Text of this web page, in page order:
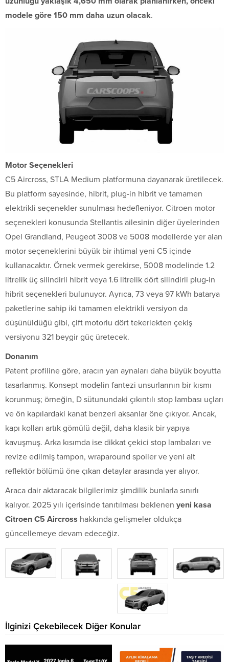
modele göre 150 mm daha uzun olacak.
Motor Seçenekleri
C5 Aircross, STLA Medium platformuna dayanarak üretilecek.
Bu platform sayesinde, hibrit, plug-in hibrit ve tamamen
elektrikli seçenekler sunulması hedefleniyor. Citroen motor
seçenekleri konusunda Stellantis ailesinin diğer üyelerinden
Opel Grandland, Peugeot 3008 ve 5008 modellerde yer alan
motor seçeneklerini büyük bir ihtimal yeni C5 içinde
kullanacaktır. Örnek vermek gerekirse, 5008 modelinde 1.2
litrelik üç silindirli hibrit veya 1.6 litrelik dört silindirli plug-in
hibrit seçenekleri bulunuyor. Ayrıca, 73 veya 97 kWh batarya
paketlerine sahip iki tamamen elektrikli versiyon da
düşünüldüğü gibi, çift motorlu dört tekerlekten çekiş
versiyonu 321 beygir güç üretecek.
Donanım
Patent profiline göre, aracın yan aynaları daha büyük boyutta
tasarlanmış. Konsept modelin fantezi unsurlarının bir kısmı
korunmuş; örneğin, D sütunundaki çıkıntılı stop lambası uçları
ve ön kapılardaki kanat benzeri aksanlar öne çıkıyor. Ancak,
kapı kolları artık gömülü değil, daha klasik bir yapıya
kavuşmuş. Arka kısımda ise dikkat çekici stop lambaları ve
revize edilmiş tampon, wraparound spoiler ve yeni alt
reflektör bölümü öne çıkan detaylar arasında yer alıyor.
Araca dair aktaracak bilgilerimiz şimdilik bunlarla sınırlı
kalıyor. 2025 yılı içerisinde tanıtılması beklenen yeni kasa
Citroen C5 Aircross hakkında gelişmeler oldukça
güncellemeye devam edeceğiz.
İlginizi Çekebilecek Diğer Konular